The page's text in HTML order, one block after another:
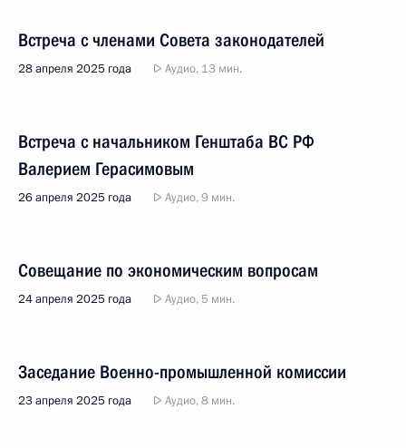
Встреча с членами Совета законодателей
28 апреля 2025 года Аудио, 13 мин.
Встреча с начальником Генштаба ВС РФ
Валерием Герасимовым
26 апреля 2025 года Аудио, 9 мин.
Совещание по экономическим вопросам
24 апреля 2025 года Аудио, 5 мин.
Заседание Военно-промышленной комиссии
23 апреля 2025 года Аудио, 8 мин.